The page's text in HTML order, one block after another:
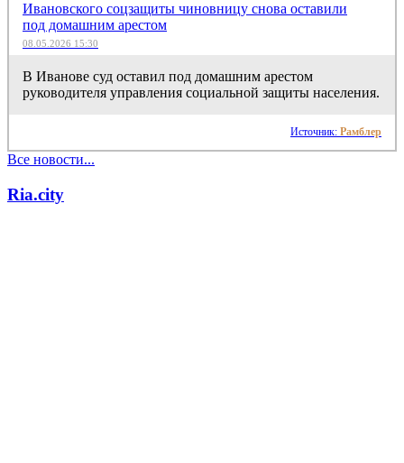
Ивановского соцзащиты чиновницу снова оставили
под домашним арестом
08.05.2026 15:30
В Иванове суд оставил под домашним арестом
руководителя управления социальной защиты населения.
Источник: Рамблер
Все новости...
Ria.city